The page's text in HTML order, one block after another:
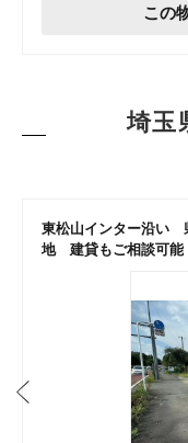
この
埼玉
東松山インター沿い
地 建貸もご相談可